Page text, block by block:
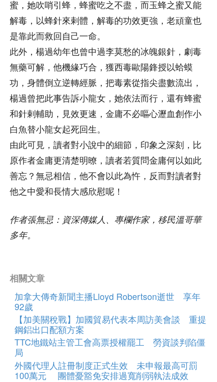
蜜，她吹哨引蜂，蜂蜜吃之不盡，而玉蜂之蜜又能
解毒，以蜂針來剌體，解毒的功效更強，老頑童也
是靠此而救回自己一命。
此外，楊過幼年也曾中過李莫愁的冰魄銀針，劇毒
無藥可解，他機緣巧合，獲西毒歐陽鋒授以蛤蟆
功，身體倒立逆轉經脈，把毒素從指尖盡數流出，
楊過曾把此事告訴小龍女，她依法而行，還有蜂蜜
和針剌輔助，見效更速，金庸不必嘔心瀝血創作小
白魚替小龍女起死回生。
由此可見，讀者對小說中的細節，印象之深刻，比
原作者金庸更清楚明暸，讀者若質問金庸何以如此
善忘？無忌相信，他不會以此為忤，反而對讀者對
他之中愛和長情大感欣慰呢！
作者張無忌：資深傳媒人、專欄作家，移民溫哥華
多年。
相關文章
加拿大傳奇新聞主播Lloyd Robertson逝世 享年
92歲
【加美關稅戰】加國貿易代表本周訪美會談 重提
鋼鋁出口配額方案
TTC地鐵站主管工會高票授權罷工 勞資談判陷僵
局
外國代理人註冊制度正式生效 未申報最高可罰
100萬元 團體憂豁免安排過寬削弱執法成效